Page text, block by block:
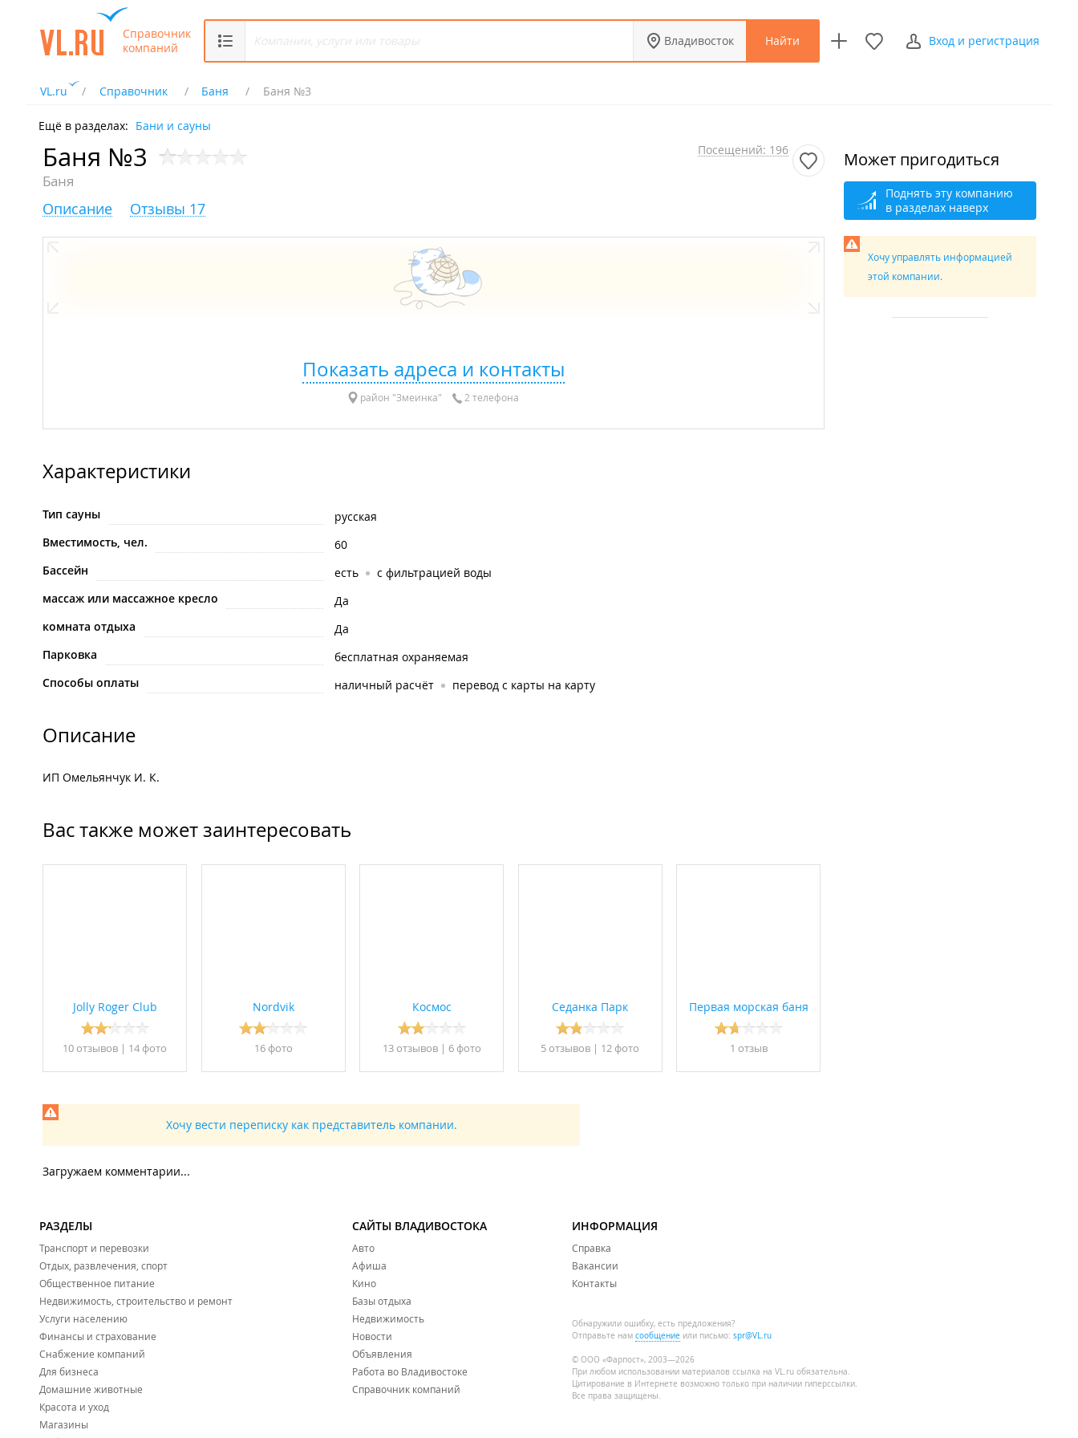
Справочник
компаний
Владивосток Найти Вход и регистрация
VL.ru Справочник Баня Баня №3
Ещё в разделах: Бани и сауны
Баня №3
Баня
Посещений: 196
Описание Отзывы 17
Показать адреса и контакты
район "Змеинка" 2 телефона
Характеристики
Тип сауны
русская
Вместимость, чел.
60
Бассейн
есть
с фильтрацией воды
массаж или массажное кресло
Да
комната отдыха
Да
Парковка
бесплатная охраняемая
Способы оплаты
наличный расчёт перевод с карты на карту
Описание
ИП Омельянчук И. К.
Вас также может заинтересовать
Jolly Roger Club
10 отзывов | 14 фото
Nordvik
16 фото
Космос
13 отзывов| 6 фото
Седанка Парк
5 отзывов | 12 фото
Первая морская баня
1 отзыв
Хочу вести переписку как представитель компании.
Загружаем комментарии...
Может пригодиться
Поднять эту компанию
в разделах наверх
Хочу управлять информацией
этой компании.
РАЗДЕЛЫ
Транспорт и перевозки
Отдых, развлечения, спорт
Общественное питание
Недвижимость, строительство и ремонт
Услуги населению
Финансы и страхование
Снабжение компаний
Для бизнеса
Домашние животные
Красота и уход
Магазины
САЙТЫ ВЛАДИВОСТОКА
Авто
Афиша
Кино
Базы отдыха
Недвижимость
Новости
Объявления
Работа во Владивостоке
Справочник компаний
ИНФОРМАЦИЯ
Справка
Вакансии
Контакты
Обнаружили ошибку, есть предложения?
Отправьте нам сообщение или письмо: spr@VL.ru
© ООО «Фарпост», 2003—2026
При любом использовании материалов ссылка на VL.ru обязательна.
Цитирование в Интернете возможно только при наличии гиперссылки.
Все права защищены.